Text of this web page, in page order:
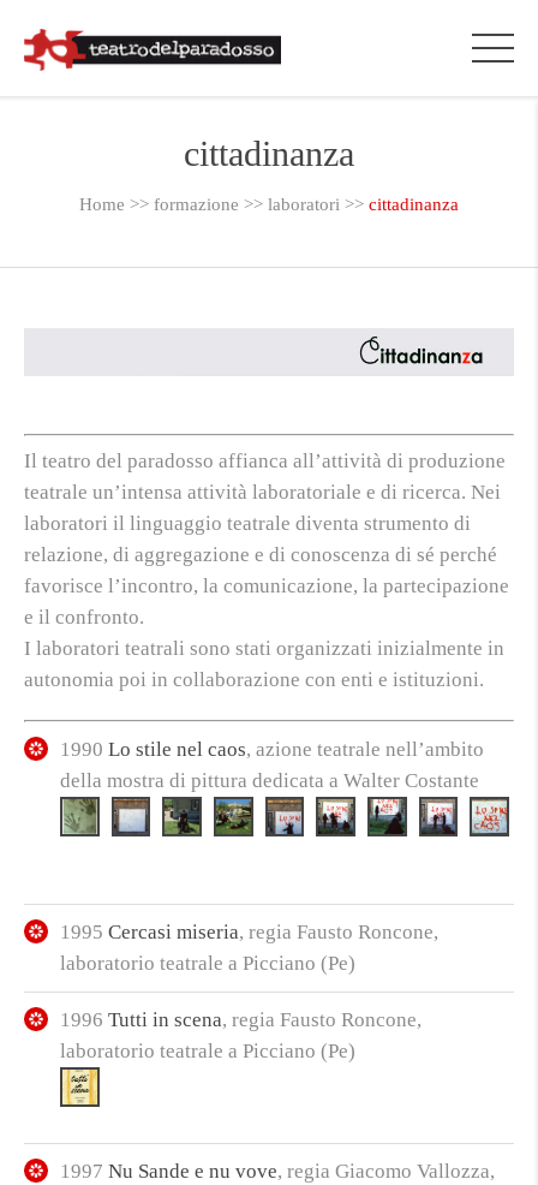
cittadinanza
Home >> formazione >> laboratori >> cittadinanza
Il teatro del paradosso affianca all’attività di produzione
teatrale un’intensa attività laboratoriale e di ricerca. Nei
laboratori il linguaggio teatrale diventa strumento di
relazione, di aggregazione e di conoscenza di sé perché
favorisce l’incontro, la comunicazione, la partecipazione
e il confronto.
I laboratori teatrali sono stati organizzati inizialmente in
autonomia poi in collaborazione con enti e istituzioni.
1990 Lo stile nel caos, azione teatrale nell’ambito
della mostra di pittura dedicata a Walter Costante
1995 Cercasi miseria, regia Fausto Roncone,
laboratorio teatrale a Picciano (Pe)
1996 Tutti in scena, regia Fausto Roncone,
laboratorio teatrale a Picciano (Pe)
1997 Nu Sande e nu vove, regia Giacomo Vallozza,